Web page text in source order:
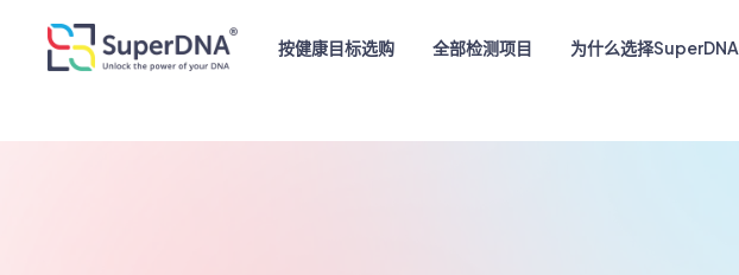
按健康目标选购 全部检测项目 为什么选择SuperDNA